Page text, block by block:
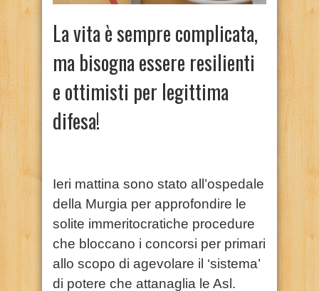
La vita è sempre complicata,
ma bisogna essere resilienti
e ottimisti per legittima
difesa!
Ieri mattina sono stato all’ospedale
della Murgia per approfondire le
solite immeritocratiche procedure
che bloccano i concorsi per primari
allo scopo di agevolare il ‘sistema’
di potere che attanaglia le Asl.